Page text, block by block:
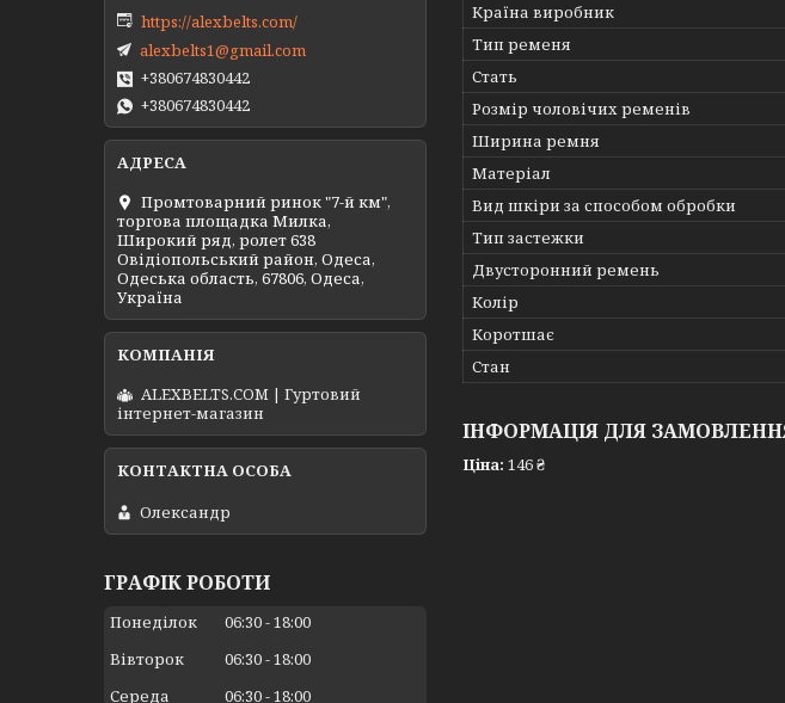
Країна виробник
Тип ременя
Стать
Розмір чоловічих ременів
Ширина ремня
Матеріал
Вид шкіри за способом обробки
Тип застежки
Двусторонний ремень
Колір
Коротшає
Стан
ІНФОРМАЦІЯ ДЛЯ
Ціна: 146 ₴
https://alexbelts.com/
alexbelts1@gmail.com
+380674830442
+380674830442
Промтоварний ринок "7-й км",
торгова площадка Милка,
Широкий ряд, ролет 638
Овідіопольський район, Одеса,
Одеська область, 67806, Одеса,
Україна
ALEXBELTS.COM | Гуртовий
інтернет-магазин
Олександр
ГРАФІК РОБОТИ
Понеділок 06:30 18:00
Вівторок
06:30 18:00
Середа
06:30 18:00